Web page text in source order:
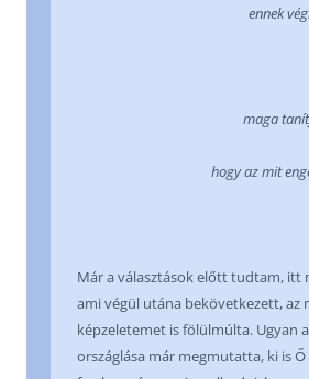
ennek
maga
hogy az mit
Már a választások előtt tudtam, itt
ami végül utána bekövetkezett, az
képzeletemet is fölülmúlta. Ugyan
országlása már megmutatta, ki is